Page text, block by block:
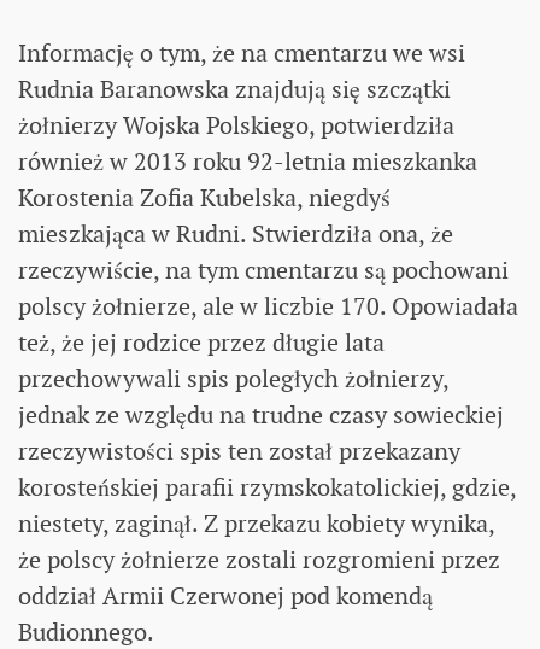
Informację o tym, że na cmentarzu we wsi
Rudnia Baranowska znajdują się szczątki
żołnierzy Wojska Polskiego, potwierdziła
również w 2013 roku 92-letnia mieszkanka
Korostenia Zofia Kubelska, niegdyś
mieszkająca w Rudni. Stwierdziła ona, że
rzeczywiście, na tym cmentarzu są pochowani
polscy żołnierze, ale w liczbie 170. Opowiadała
też, że jej rodzice przez długie lata
przechowywali spis poległych żołnierzy,
jednak ze względu na trudne czasy sowieckiej
rzeczywistości spis ten został przekazany
korosteńskiej parafii rzymskokatolickiej, gdzie,
niestety, zaginął. Z przekazu kobiety wynika,
że polscy żołnierze zostali rozgromieni przez
oddział Armii Czerwonej pod komendą
Budionnego.